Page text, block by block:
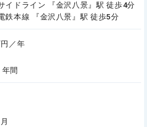
イドライン 『金沢八景』駅 徒歩4分
鉄本線 『金沢八景』駅 徒歩5分
／年
間